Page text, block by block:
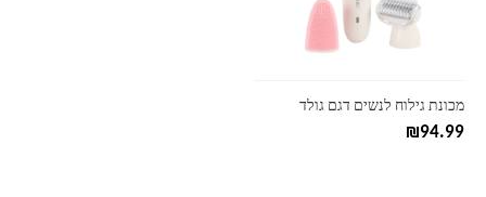
מכונת גילוח לנשים דגם גולד
₪94.99